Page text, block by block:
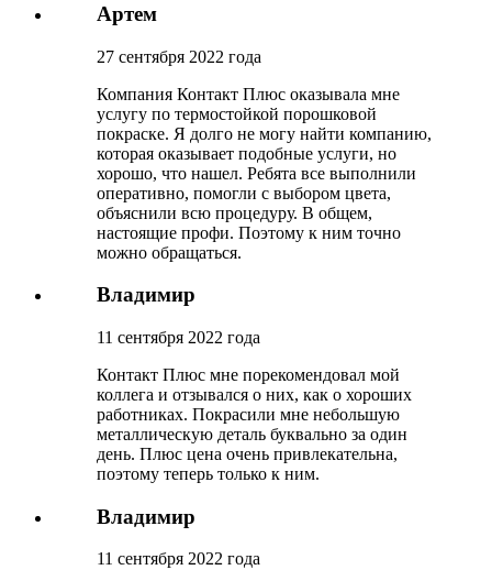
Артем
27 сентября 2022 года
Компания Контакт Плюс оказывала мне
услугу по термостойкой порошковой
покраске. Я долго не могу найти компанию,
которая оказывает подобные услуги, но
хорошо, что нашел. Ребята все выполнили
оперативно, помогли с выбором цвета,
объяснили всю процедуру. В общем,
настоящие профи. Поэтому к ним точно
можно обращаться.
Владимир
11 сентября 2022 года
Контакт Плюс мне порекомендовал мой
коллега и отзывался о них, как о хороших
работниках. Покрасили мне небольшую
металлическую деталь буквально за один
день. Плюс цена очень привлекательна,
поэтому теперь только к ним.
Владимир
11 сентября 2022 года